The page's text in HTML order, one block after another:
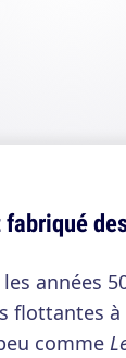
fabriqué
années
flottantes
comme